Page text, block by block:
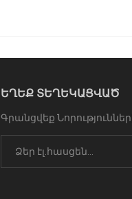
ԵՂԵՔ ՏԵՂԵԿԱՑՎԱԾ
Գրանցվեք